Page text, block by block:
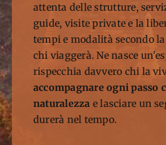
attenta delle strutture,
guide, visite private e la
tempi e modalità secondo
chi viaggerà. Ne nasce
rispecchia davvero chi la
accompagnare ogni passo
naturalezza e lasciare un
durerà nel tempo.